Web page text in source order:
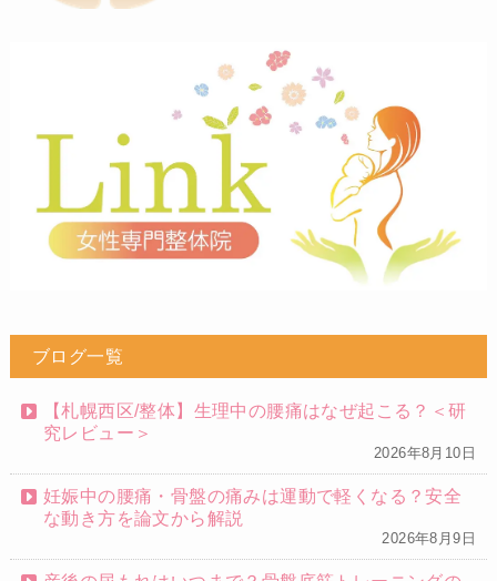
ブログ一覧
【札幌西区/整体】生理中の腰痛はなぜ起こる？＜研
究レビュー＞
2026年8月10日
妊娠中の腰痛・骨盤の痛みは運動で軽くなる？安全
な動き方を論文から解説
2026年8月9日